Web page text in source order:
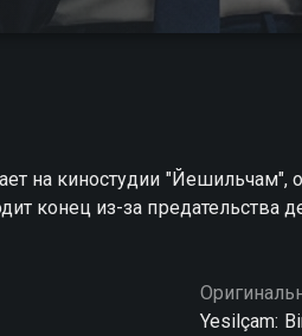
на киностудии "Йешильчам",
конец из-за предательства
Yesilçam: